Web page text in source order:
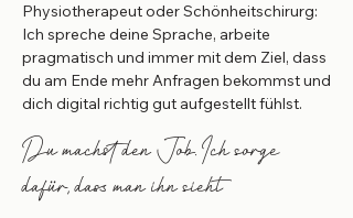
Physiotherapeut oder Schönheitschirurg:
Ich spreche deine Sprache, arbeite
pragmatisch und immer mit dem Ziel, dass
du am Ende mehr Anfragen bekommst und
dich digital richtig gut aufgestellt fühlst.
Du machst den Job. Ich sorge
dafür, dass man ihn sieht